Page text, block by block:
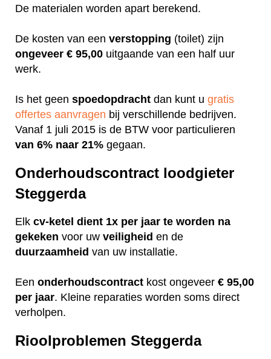
De materialen worden apart berekend.
De kosten van een verstopping (toilet) zijn
ongeveer € 95,00 uitgaande van een half uur
werk.
Is het geen spoedopdracht dan kunt u gratis
offertes aanvragen bij verschillende bedrijven.
Vanaf 1 juli 2015 is de BTW voor particulieren
van 6% naar 21% gegaan.
Onderhoudscontract loodgieter
Steggerda
Elk cv-ketel dient 1x per jaar te worden na
gekeken voor uw veiligheid en de
duurzaamheid van uw installatie.
Een onderhoudscontract kost ongeveer € 95,00
per jaar. Kleine reparaties worden soms direct
verholpen.
Rioolproblemen Steggerda